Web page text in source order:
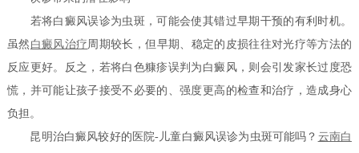
若将白癜风误诊为虫斑，可能会使其错过早期干预的有利时机。
虽然 白癜风治疗周期较长，但早期、稳定的皮损往往对光疗等方法的
反应更好。反之，若将白色糠疹误判为白癜风，则会引发家长过度恐
慌，并可能让孩子接受不必要的、强度更高的检查和治疗，造成身心
负担。
昆明治白癜风较好的医院-儿童白癜风误诊为虫斑可能吗？ 云南白